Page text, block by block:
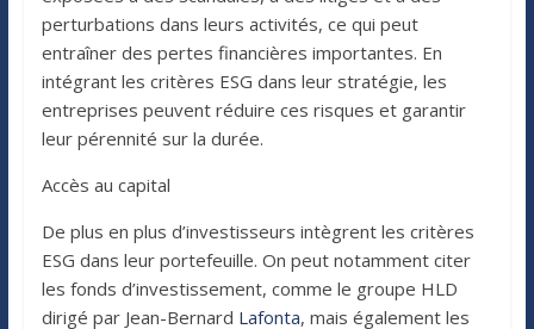
perturbations dans leurs activités, ce qui peut
entraîner des pertes financières importantes. En
intégrant les critères ESG dans leur stratégie, les
entreprises peuvent réduire ces risques et garantir
leur pérennité sur la durée.
Accès au capital
De plus en plus d’investisseurs intègrent les critères
ESG dans leur portefeuille. On peut notamment citer
les fonds d’investissement, comme le groupe HLD
dirigé par Jean-Bernard Lafonta, mais également les